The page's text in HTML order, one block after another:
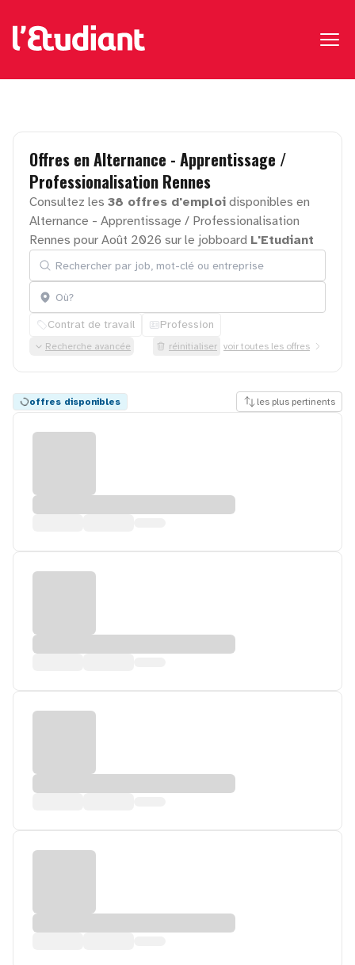
Offres enAlternance - Apprentissage /
Professionalisation Rennes
Consultez les 38 offres d'emploi disponibles en
Alternance - Apprentissage / Professionalisation
Rennes pour Août 2026 sur le jobboard L'Etudiant
Rechercher par job, mot-clé ou entreprise
Localisation
Contrat de travail Profession
Recherche avancée réinitialiser voir toutes les offres
offres disponibles les plus pertinents